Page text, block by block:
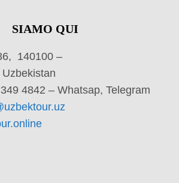
SIAMO QUI
140100 –
4842 – Whatsap, Telegram